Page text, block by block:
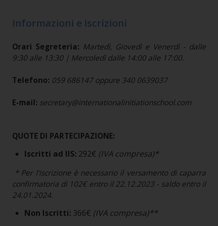
Informazioni e Iscrizioni
Orari Segreteria: Martedì, Giovedì e Venerdì - dalle
9:30 alle 13:30 | Mercoledì dalle 14:00 alle 17:00.
Telefono: 059 686147 oppure 340 0639037
E-mail: secretary@internationalinitiationschool.com
QUOTE DI PARTECIPAZIONE:
Iscritti ad IIS: 292€ (IVA compresa)*
* Per l'iscrizione è necessario il versamento di caparra
confirmatoria di 102€ entro il 22.12.2023 - saldo entro il
24.01.2024.
Non Iscritti: 366€ (IVA compresa)**